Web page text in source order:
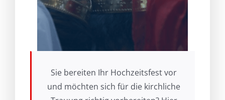
Sie bereiten Ihr Hochzeitsfest vor
und möchten sich für die kirchliche